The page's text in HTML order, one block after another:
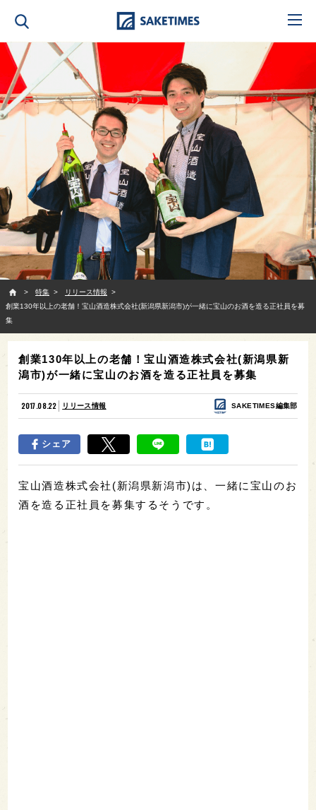
特集
リリース情報
創業130年以上の老舗！宝山酒造株式会社(新潟県新潟市)が一緒に宝山のお酒を造る正社員を募
集
創業130年以上の老舗！宝山酒造株式会社(新潟県新
潟市)が一緒に宝山のお酒を造る正社員を募集
2017.08.22 リリース情報 SAKETIMES編集部
シェア
宝山酒造株式会社(新潟県新潟市)は、一緒に宝山のお
酒を造る正社員を募集するそうです。